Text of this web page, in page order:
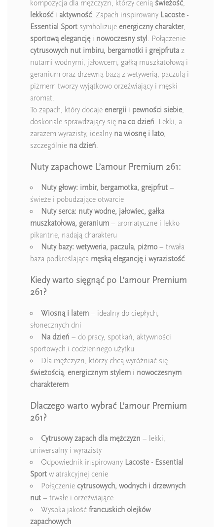
kompozycja dla mężczyzn, którzy cenią świeżość,
lekkośći aktywność. Zapach inspirowany Lacoste -
Essential Sport symbolizuje energiczny charakter,
sportową elegancjęi nowoczesny styl . Połączenie
cytrusowych nut imbiru, bergamotki i grejpfruta z
nutami wodnymi, jałowcem, gałką muszkatołową i
geranium oraz drzewną bazą z wetywerią, paczulą i
piżmem tworzy wyjątkowo orzeźwiający i męski
aromat.
To zapach, który dodaje energii i pewności siebie,
doskonale sprawdzający się na co dzień. Lekki, a
zarazem wyrazisty, idealny na wiosnę i lato,
szczególnie na dzień.
Nuty zapachowe L’amour Premium 261:
Nuty głowy: imbir, bergamotka, grejpfrut –
świeże i pobudzające otwarcie
Nuty serca: nuty wodne, jałowiec, gałka
muszkatołowa, geranium – aromatyczne i lekko
pikantne, nadają charakteru
Nuty bazy: wetyweria, paczula, piżmo – trwała
baza podkreślająca męską elegancję i wyrazistość
Kiedy warto sięgnąć po L’amour Premium
261?
Wiosną i latem – idealny do ciepłych,
słonecznych dni
Na dzień – do pracy, spotkań, aktywności
sportowych i codziennego użytku
Dla mężczyzn, którzy chcą wyróżniać się
świeżością, energicznym stylem i nowoczesnym
charakterem
Dlaczego warto wybrać L’amour Premium
261?
Cytrusowy zapach dla mężczyzn – lekki,
uniwersalny i wyrazisty
Odpowiednik inspirowany Lacoste - Essential
Sport w atrakcyjnej cenie
Połączenie cytrusowych, wodnych i drzewnych
nut – trwałe i orzeźwiające
Wysoka jakość francuskich olejków
zapachowych